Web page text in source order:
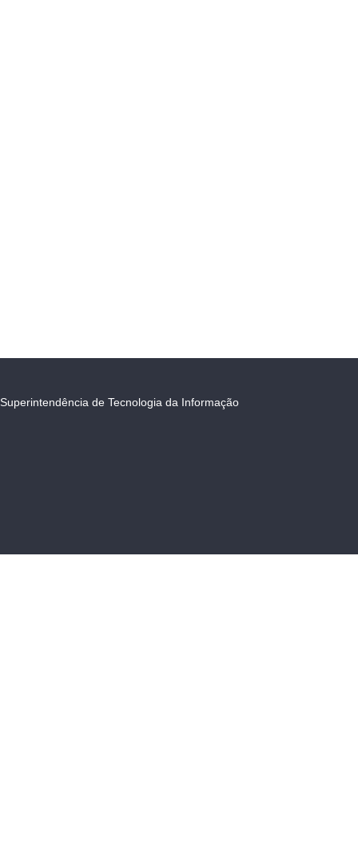
Superintendência de Tecnologia da Informação